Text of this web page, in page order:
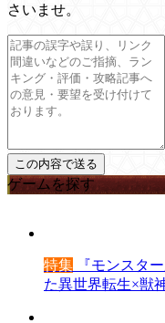
さいませ。
ゲームを探す
特集 『モンスタ
た異世界転生×獣